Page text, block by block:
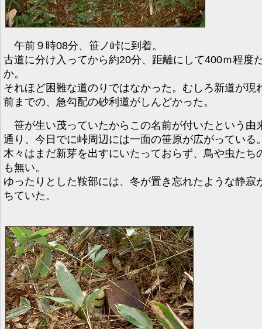
午前９時08分、笹ノ峠に到着。
古道に分け入ってから約20分、距離にして400ｍ程度
か。
それほど困難な道のりではなかった。むしろ新道が現
前までの、急勾配の砂利道がしんどかった。
笹が生い茂っていたからこの名前が付いたという由
通り、今日でに峠周辺には一面の笹原が広がっている
木々はまだ新芽を出すにいたっておらず、鳥や虫たち
も無い。
ゆったりとした鞍部には、冬が置き忘れたような静寂
ちていた。